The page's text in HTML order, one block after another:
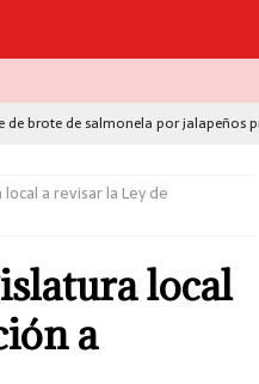
de brote de salmonela por jalapeños
de Seguridad se suma a investigación
en los Andes de Perú deja un herido,
a revisar la Ley de
local
a